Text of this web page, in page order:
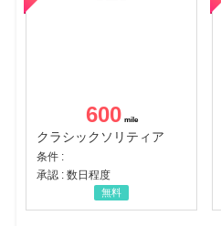
600
クラシックソリティア
条件 :
承認 : 数日程度
無料